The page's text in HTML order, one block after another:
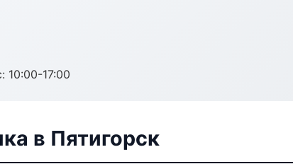
10:00-17:00
в Пятигорск